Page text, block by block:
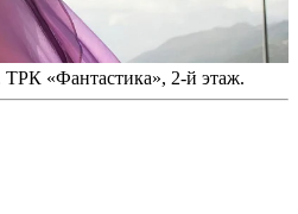
«Фантастика», 2-й этаж.